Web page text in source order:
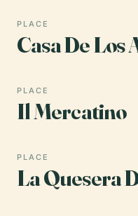
PLACE
Casa De Los
PLACE
Il Mercatino
PLACE
La Quesera